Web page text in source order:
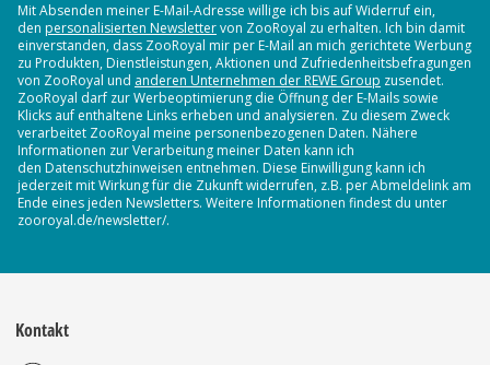
Mit Absenden meiner E-Mail-Adresse willige ich bis auf Widerruf ein,
den personalisierten Newslettervon ZooRoyal zu erhalten. Ich bin damit
einverstanden, dass ZooRoyal mir per E-Mail an mich gerichtete Werbung
zu Produkten, Dienstleistungen, Aktionen und Zufriedenheitsbefragungen
von ZooRoyal und anderen Unternehmen der REWE Group zusendet.
ZooRoyal darf zur Werbeoptimierung die Öffnung der E-Mails sowie
Klicks auf enthaltene Links erheben und analysieren. Zu diesem Zweck
verarbeitet ZooRoyal meine personenbezogenen Daten. Nähere
Informationen zur Verarbeitung meiner Daten kann ich
den Datenschutzhinweisen entnehmen. Diese Einwilligung kann ich
jederzeit mit Wirkung für die Zukunft widerrufen, z.B. per Abmeldelink am
Ende eines jeden Newsletters. Weitere Informationen findest du unter
zooroyal.de/newsletter/.
Kontakt